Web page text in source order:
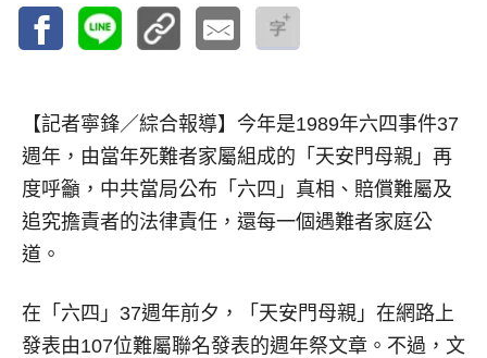
【記者寧鋒／綜合報導】 今年是1989年六四事件37
週年，由當年死難者家屬組成的「天安門母親」再
度呼籲，中共當局公布「六四」真相、賠償難屬及
追究擔責者的法律責任，還每一個遇難者家庭公
道。
在「六四」37週年前夕，「天安門母親」在網路上
發表由107位難屬聯名發表的週年祭文章。不過，文